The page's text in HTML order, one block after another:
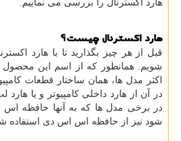
هارد اکسترنال را بررسی می نماییم.
هارد اکسترنال چیست؟
قبل از هر چیز بگذارید تا با هارد
شویم. همانطور که از اسم این محصول
اکثر مدل ها، همان ساختار قطعات
در آن از هارد داخلی کامپیوتر و یا
در برخی مدل ها که به آنها حافظه
شود نیز از حافظه اس اس دی استفاده